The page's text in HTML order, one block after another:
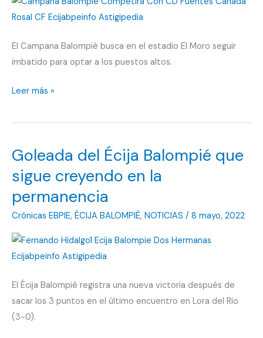
El Campana Balompié busca en el estadio El Moro seguir
imbatido para optar a los puestos altos.
Campana
quiere
imbatido
estadio
El
Moro
Leer más »
Goleada del Écija Balompié que
sigue creyendo en la
permanencia
Crónicas EBPIE, ÉCIJA BALOMPIÉ, NOTICIAS / 8 mayo, 2022
El Écija Balompié registra una nueva victoria después de
sacar los 3 puntos en el último encuentro en Lora del Río
(3-0).